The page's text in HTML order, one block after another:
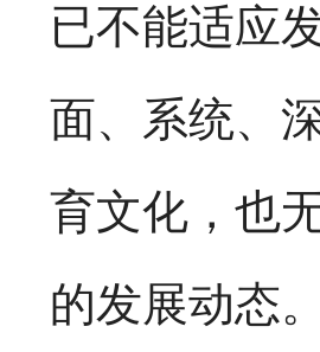
已不能适应
面、系统、
育文化，也
的发展动态